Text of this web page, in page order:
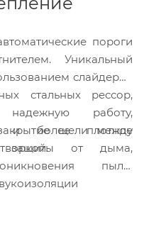
пороги
Уникальный
слайдеров
стальных рессор,
надежную работу,
и более плотное
щели между
от дыма,
пыли,